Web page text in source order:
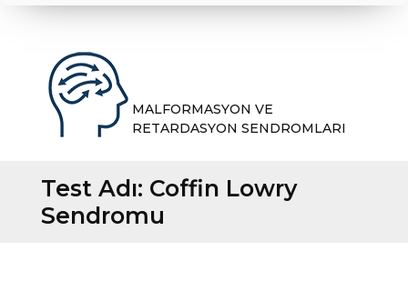
MALFORMASYON VE
RETARDASYON SENDROMLARI
Test Adı: Coffin Lowry
Sendromu